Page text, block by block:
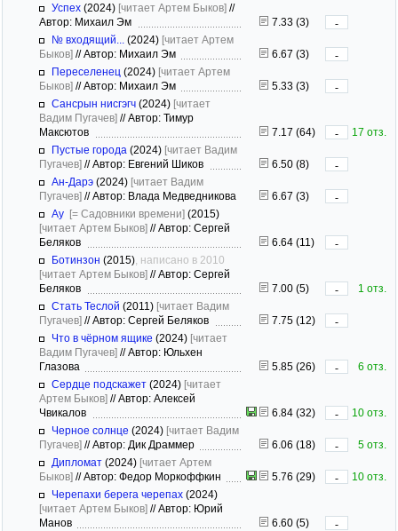
Успех (2024) [читает Артем Быков] //
Автор: Михаил Эм
7.33 (3)
-
№ входящий...
(2024) [читает Артем
Быков] //Автор: Михаил Эм 6.67 (3)
-
Переселенец (2024) [читает Артем
Быков] //Автор: Михаил Эм 5.33 (3)
-
Сансрын нисгэгч (2024) [читает
Вадим Пугачев] //Автор: Тимур
Максютов
7.17 (64) -
17 отз.
Пустые города (2024) [читает Вадим
Пугачев] //Автор: Евгений Шиков 6.50 (8)
-
Ан-Дарэ (2024) [читает Вадим
Пугачев] //Автор: Влада Медведникова 6.67 (3)
-
Ау [= Садовники времени] (2015)
[читает Артем Быков] //Автор: Сергей
Беляков
6.64 (11)
-
Ботинзон (2015) , написано в 2010
[читает Артем Быков] //Автор: Сергей
Беляков
7.00 (5) -
1 отз.
Стать Теслой (2011) [читает Вадим
Пугачев] //Автор: Сергей Беляков 7.75 (12)
-
Что в чёрном ящике (2024) [читает
Вадим Пугачев] //Автор: Юльхен
Глазова
5.85 (26) -
6 отз.
Сердце подскажет (2024) [читает
Артем Быков] //Автор: Алексей
Чвикалов
6.84 (32) -
10 отз.
Черное солнце (2024) [читает Вадим
Пугачев] //Автор: Дик Драммер 6.06 (18) -
5 отз.
Дипломат (2024) [читает Артем
Быков] //Автор: Федор Моркоффкин 5.76 (29) -
10 отз.
Черепахи берега черепах (2024)
[читает Артем Быков] //Автор: Юрий
Манов
6.60 (5)
-